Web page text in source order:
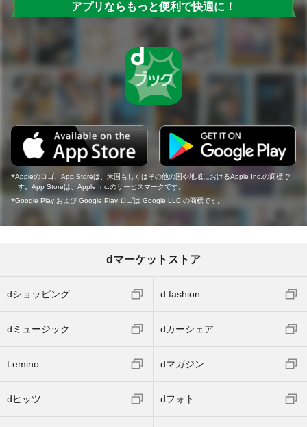
アプリならもっと便利で快適に！
Appleのロゴ、App Storeは、米国もしくはその他の国や地域におけるApple Inc.の商標で
す。App Storeは、Apple Inc.のサービスマークです。
Google Play および Google Play ロゴは Google LLC の商標です。
dマーケットストア
dショッピング d fashion
dミュージック dカーシェア
Lemino dマガジン
dヒッツ dフォト